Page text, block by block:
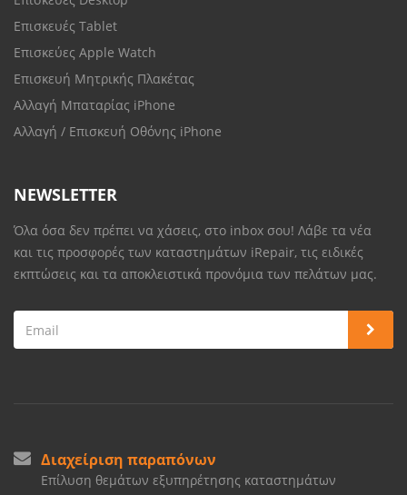
Επισκευές Tablet
Επισκεύες Apple Watch
Επισκευή Μητρικής Πλακέτας
Αλλαγή Μπαταρίας iPhone
Αλλαγή / Επισκευή Οθόνης iPhone
NEWSLETTER
Όλα όσα δεν πρέπει να χάσεις, στο inbox σου! Λάβε τα νέα
και τις προσφορές των καταστημάτων iRepair, τις ειδικές
εκπτώσεις και τα αποκλειστικά προνόμια των πελάτων μας.
Διαχείριση παραπόνων
Επίλυση θεμάτων εξυπηρέτησης καταστημάτων